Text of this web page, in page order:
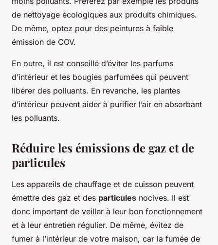
de nettoyage écologiques aux produits chimiques.
De même, optez pour des peintures à faible
émission de COV.
En outre, il est conseillé d’éviter les parfums
d’intérieur et les bougies parfumées qui peuvent
libérer des polluants. En revanche, les plantes
d’intérieur peuvent aider à purifier l’air en absorbant
les polluants.
Réduire les émissions de gaz et de
particules
Les appareils de chauffage et de cuisson peuvent
émettre des gaz et des particules nocives. Il est
donc important de veiller à leur bon fonctionnement
et à leur entretien régulier. De même, évitez de
fumer à l’intérieur de votre maison, car la fumée de